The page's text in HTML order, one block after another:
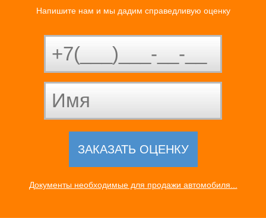
Напишите нам и мы дадим справедливую оценку
Документы необходимые для продажи автомобиля...